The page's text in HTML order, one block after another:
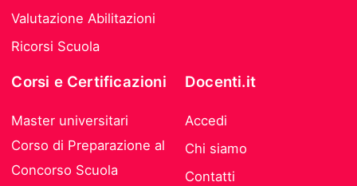
Valutazione Abilitazioni
Ricorsi Scuola
Corsi e Certificazioni
Master universitari
Corso di Preparazione al
Concorso Scuola
Docenti.it
Accedi
Chi siamo
Contatti